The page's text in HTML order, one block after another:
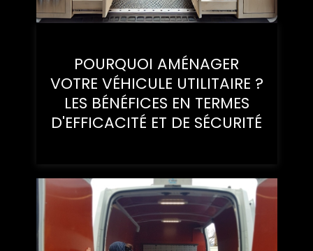
POURQUOI AMÉNAGER
VOTRE VÉHICULE UTILITAIRE ?
LES BÉNÉFICES EN TERMES
D'EFFICACITÉ ET DE SÉCURITÉ